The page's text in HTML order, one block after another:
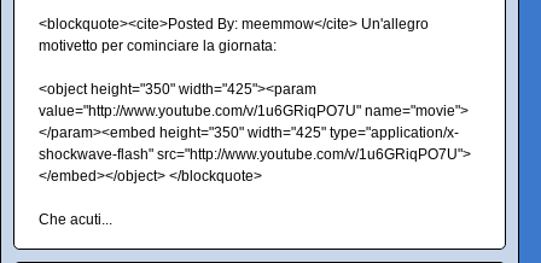
<blockquote><cite>Posted By: meemmow</cite> Un'allegro
motivetto per cominciare la giornata:
<object height="350" width="425"><param
value="http://www.youtube.com/v/1u6GRiqPO7U" name="movie">
</param><embed height="350" width="425" type="application/x-
shockwave-flash" src="http://www.youtube.com/v/1u6GRiqPO7U">
</embed></object> </blockquote>
Che acuti...